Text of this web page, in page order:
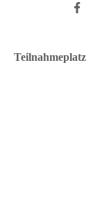
Teilnahmeplatz